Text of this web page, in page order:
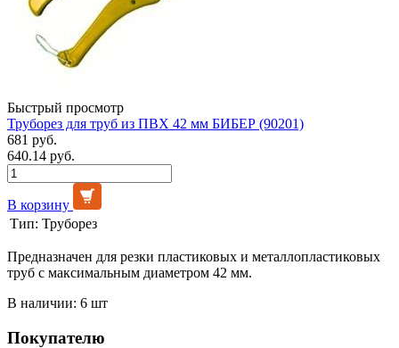
Быстрый просмотр
Труборез для труб из ПВХ 42 мм БИБЕР (90201)
681 руб.
640.14 руб.
В корзину
Тип: Труборез
Предназначен для резки пластиковых и металлопластиковых
труб с максимальным диаметром 42 мм.
В наличии: 6 шт
Покупателю